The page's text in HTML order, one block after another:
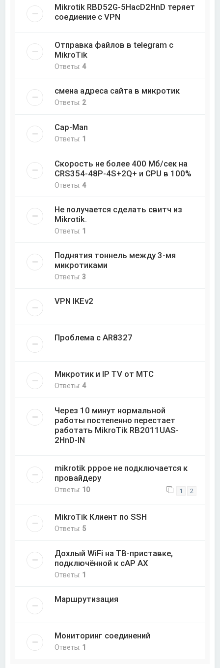
Mikrotik RBD52G-5HacD2HnD теряет
соедиение с VPN
Отправка файлов в telegram с
MikroTik
Ответы:4
смена адреса сайта в микротик
Ответы: 2
Cap-Man
Ответы: 1
Скорость не более 400 Мб/cек на
CRS354-48P-4S+2Q+ и CPU в 100%
Ответы:4
Не получается сделать свитч из
Mikrotik.
Ответы: 1
Поднятия тоннель между 3-мя
микротиками
Ответы:3
VPN IKEv2
Проблема с AR8327
Микротик и IP TV от МТС
Ответы:4
Через 10 минут нормальной
работы постепенно перестает
работать MikroTik RB2011UAS-
2HnD-IN
mikrotik pppoe не подключается к
провайдеру
Ответы: 10 1 2
MikroTik Клиент по SSH
Ответы: 5
Дохлый WiFi на ТВ-приставке,
подключённой к cAP AX
Ответы: 1
Маршрутизация
Мониторинг соединений
Ответы: 1